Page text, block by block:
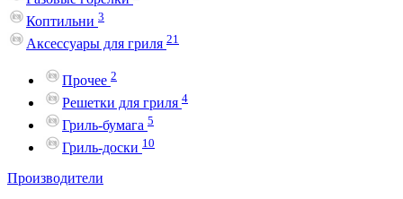
Коптильни 3
Аксессуары для гриля 21
Прочее 2
Решетки для гриля 4
Гриль-бумага 5
Гриль-доски 10
Производители